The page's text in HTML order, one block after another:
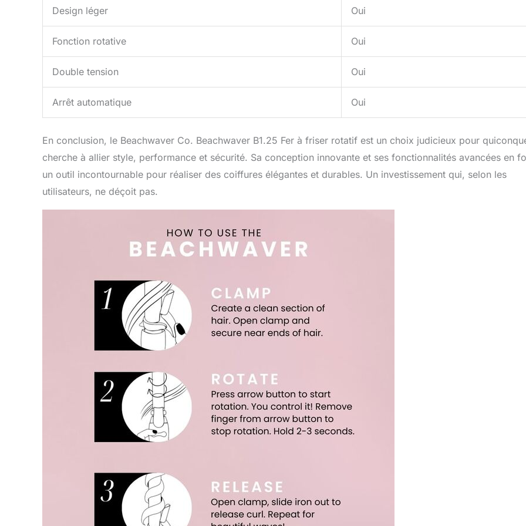
Design léger Oui
Fonction rotative Oui
Double tension Oui
Arrêt automatique Oui
En conclusion, le Beachwaver Co. Beachwaver B1.25 Fer à friser rotatif est un choix judicieux pour
cherche à allier style, performance et sécurité. Sa conception innovante et ses fonctionnalités avancées en
un outil incontournable pour réaliser des coiffures élégantes et durables. Un investissement qui, selon les
utilisateurs, ne déçoit pas.